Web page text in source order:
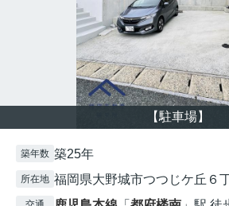
【駐車場】
築年数 築25年
所在地 福岡県大野城市つつじケ丘６